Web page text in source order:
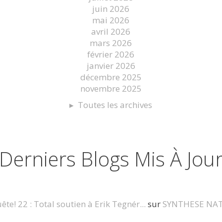
juin 2026
mai 2026
avril 2026
mars 2026
février 2026
janvier 2026
décembre 2025
novembre 2025
Toutes les archives
Derniers Blogs Mis À
22 : Total soutien à Erik Tegnér... sur SYNTHESE